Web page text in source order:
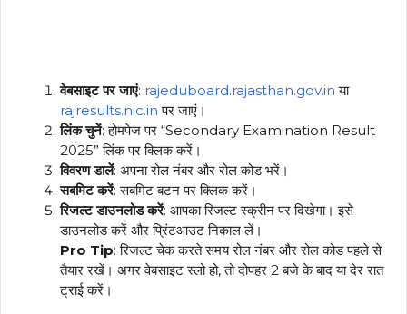
वेबसाइट पर जाएं: rajeduboard.rajasthan.gov.in या
rajresults.nic.in पर जाएं।
लिंक चुनें: होमपेज पर “Secondary Examination Result
2025” लिंक पर क्लिक करें।
विवरण डालें: अपना रोल नंबर और रोल कोड भरें।
सबमिट करें: सबमिट बटन पर क्लिक करें।
रिजल्ट डाउनलोड करें: आपका रिजल्ट स्क्रीन पर दिखेगा। इसे
डाउनलोड करें और प्रिंटआउट निकाल लें।
Pro Tip: रिजल्ट चेक करते समय रोल नंबर और रोल कोड पहले से
तैयार रखें। अगर वेबसाइट स्लो हो, तो दोपहर 2 बजे के बाद या देर रात
ट्राई करें।